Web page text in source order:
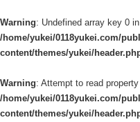
Warning: Undefined array key 0 in
/home/yukei/0118yukei.com/
content/themes/yukei/
Warning: Attempt to read
/home/yukei/0118yukei.com/
content/themes/yukei/